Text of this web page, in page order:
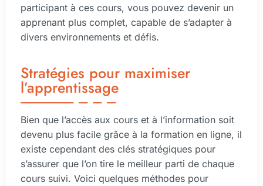
participant à ces cours, vous pouvez devenir un
apprenant plus complet, capable de s’adapter à
divers environnements et défis.
Stratégies pour maximiser
l’apprentissage
Bien que l’accès aux cours et à l’information soit
devenu plus facile grâce à la formation en ligne, il
existe cependant des clés stratégiques pour
s’assurer que l’on tire le meilleur parti de chaque
cours suivi. Voici quelques méthodes pour